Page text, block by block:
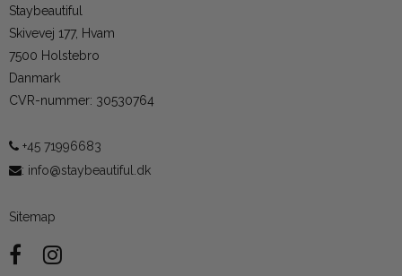
Staybeautiful
Skivevej 177, Hvam
7500 Holstebro
Danmark
CVR-nummer: 30530764
+45 71996683
: info@staybeautiful.dk
Sitemap